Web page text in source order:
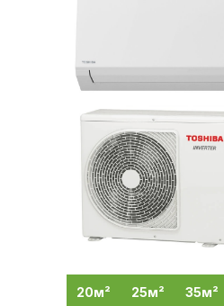
20м² 25м² 35м²